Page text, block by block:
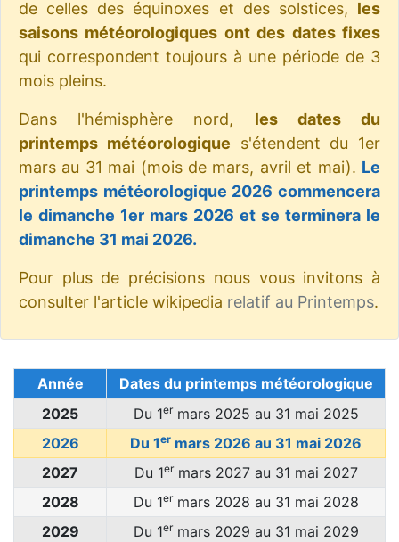
de celles des équinoxes et des solstices, les
saisons météorologiques ont des dates fixes
qui correspondent toujours à une période de 3
mois pleins.
Dans l'hémisphère nord, les dates du
printemps météorologique s'étendent du 1er
mars au 31 mai (mois de mars, avril et mai). Le
printemps météorologique 2026 commencera
le dimanche 1er mars 2026 et se terminera le
dimanche 31 mai 2026.
Pour plus de précisions nous vous invitons à
consulter l'article wikipedia relatif au Printemps.
Année
Dates du printemps météorologique
2025
Du 1ermars 2025 au 31 mai 2025
2026
Du 1er mars 2026 au 31 mai 2026
2027
Du 1ermars 2027 au 31 mai 2027
2028
Du 1ermars 2028 au 31 mai 2028
2029
Du 1ermars 2029 au 31 mai 2029